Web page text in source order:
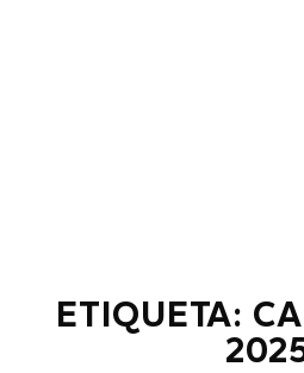
ETIQUETA: